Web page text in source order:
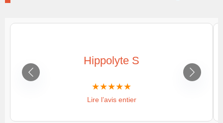
Hippolyte S
Lire l’avis entier